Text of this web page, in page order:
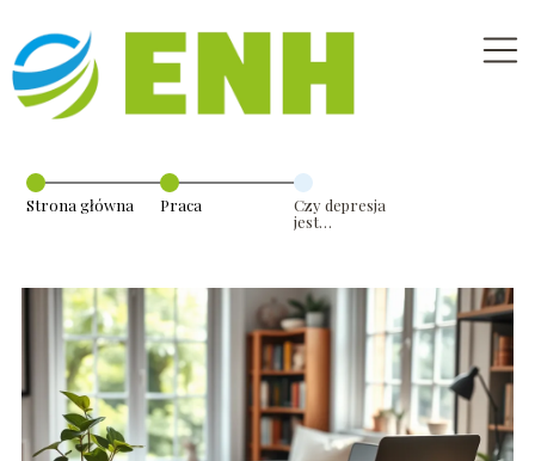
Strona główna Praca
Czy depresja
jest